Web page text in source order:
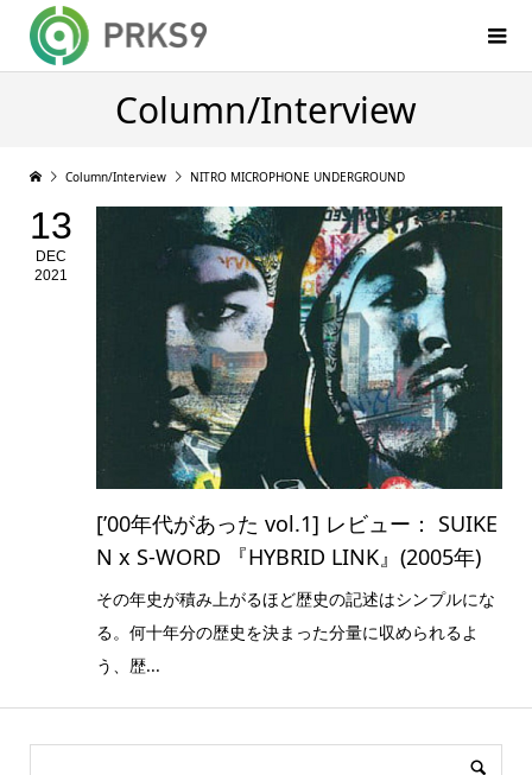
Column/Interview
Column/Interview NITRO MICROPHONE UNDERGROUND
13
DEC
2021
[’00年代があった vol.1] レビュー： SUIKE
N x S-WORD 『HYBRID LINK』(2005年)
その年史が積み上がるほど歴史の記述はシンプルにな
る。何十年分の歴史を決まった分量に収められるよ
う、歴...